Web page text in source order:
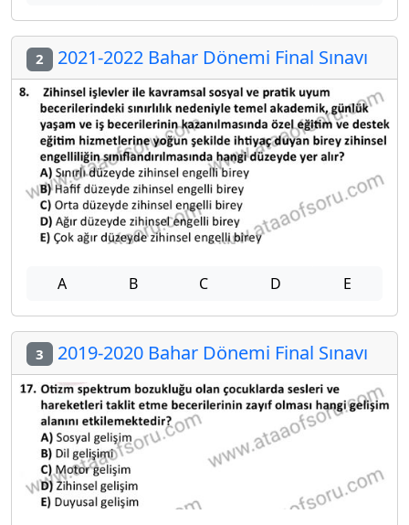
2 2021-2022 Bahar Dönemi Final Sınavı
A B C D E
3 2019-2020 Bahar Dönemi Final Sınavı